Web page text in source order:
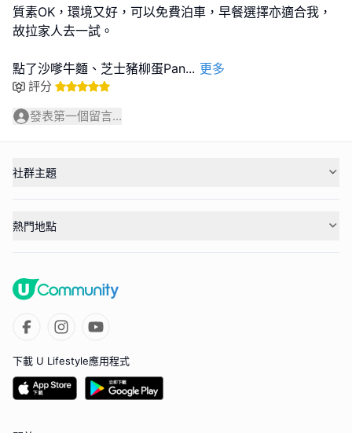
質素OK，環境又好，可以免費泊車，早餐選擇亦適合我，
故拉家人去一試。
點了沙嗲牛麵、芝士豬柳蛋Pan... 更多
評分
發表第一個留言...
社群主題
熱門地點
下載 U Lifestyle應用程式